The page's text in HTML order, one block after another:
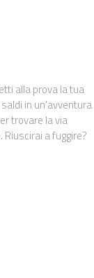
in un'avventura
trovare la via
a fuggire?